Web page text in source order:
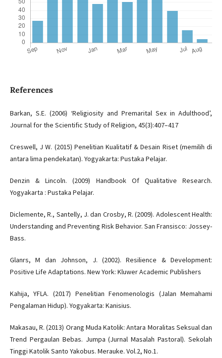
References
Barkan, S.E. (2006) ‘Religiosity and Premarital Sex in Adulthood’,
Journal for the Scientific Study of Religion, 45(3):407–417
Creswell, J W. (2015) Penelitian Kualitatif & Desain Riset (memilih di
antara lima pendekatan). Yogyakarta: Pustaka Pelajar.
Denzin & Lincoln. (2009) Handbook Of Qualitative Research.
Yogyakarta : Pustaka Pelajar.
Diclemente, R., Santelly, J. dan Crosby, R. (2009). Adolescent Health:
Understanding and Preventing Risk Behavior. San Fransisco: Jossey-
Bass.
Glanrs, M dan Johnson, J. (2002). Resilience & Development:
Positive Life Adaptations. New York: Kluwer Academic Publishers
Kahija, YFLA. (2017) Penelitian Fenomenologis (Jalan Memahami
Pengalaman Hidup). Yogyakarta: Kanisius.
Makasau, R. (2013) Orang Muda Katolik: Antara Moralitas Seksual dan
Trend Pergaulan Bebas. Jumpa (Jurnal Masalah Pastoral). Sekolah
Tinggi Katolik Santo Yakobus. Merauke. Vol.2, No.1.